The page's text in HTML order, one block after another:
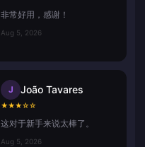
非常好用，感谢！
Aug 5, 2026
J João Tavares
★★★☆☆
这对于新手来说太棒了。
Aug 5, 2026